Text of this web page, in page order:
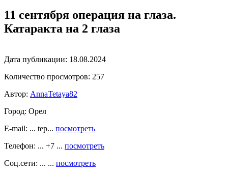
11 сентября операция на глаза.
Катаракта на 2 глаза
Дата публикации: 18.08.2024
Количество просмотров: 257
Автор: AnnaTetaya82
Город: Орел
E-mail: ... tep... посмотреть
Телефон: ... +7 ... посмотреть
Соц.сети: ... ... посмотреть